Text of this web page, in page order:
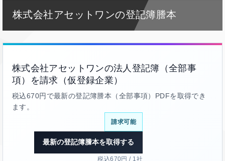
株式会社アセットワンの登記簿謄本
株式会社アセットワンの法人登記簿（全部事
項）を請求（仮登録企業）
税込670円で最新の登記簿謄本（全部事項）PDFを取得でき
ます。
請求可能
最新の登記簿謄本を取得する
税込670円 / 1社